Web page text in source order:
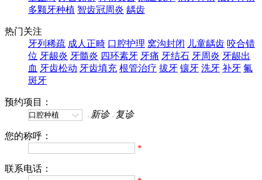
多颗牙种植 智齿冠周炎 龋齿
热门关注
牙列稀疏 成人正畸 口腔护理 窝沟封闭 儿童龋齿 咬合错
位 牙龈炎 牙髓炎 四环素牙 牙痛 牙结石 牙周炎 牙龈出
血 牙齿松动 牙齿填充 根管治疗 拔牙 镶牙 洗牙 补牙 氟
斑牙
预约项目：
新诊
复诊
您的称呼：
*
联系电话：